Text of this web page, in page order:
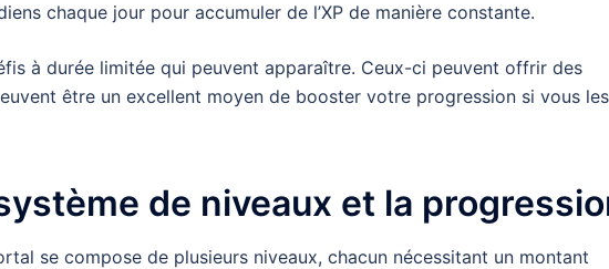
chaque jour pour accumuler de l’XP de manière constante.
à durée limitée qui peuvent apparaître. Ceux-ci peuvent offrir des
être un excellent moyen de booster votre progression si vous les
de niveaux et la
se compose de plusieurs niveaux, chacun nécessitant un montant